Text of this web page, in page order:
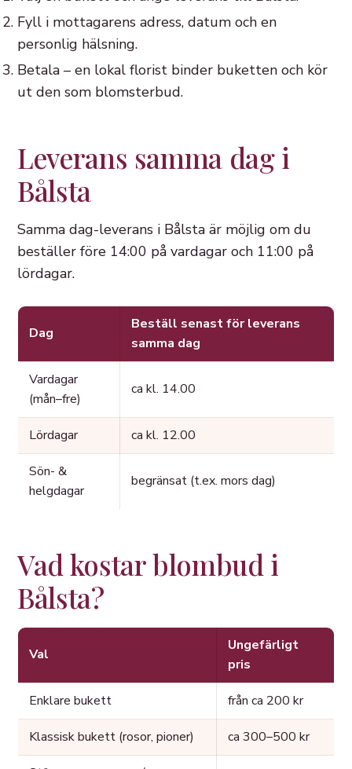
Fyll i mottagarens adress, datum och en
personlig hälsning.
Betala – en lokal florist binder buketten och kör
ut den som blomsterbud.
Leverans samma dag i
Bålsta
Samma dag-leverans i Bålsta är möjlig om du
beställer före 14:00 på vardagar och 11:00 på
lördagar.
Dag
Beställ senast för leverans
samma dag
Vardagar
(mån–fre)
ca kl. 14.00
Lördagar ca kl. 12.00
Sön- &
helgdagar
begränsat (t.ex. mors dag)
Vad kostar blombud i
Bålsta?
Val
Ungefärligt
pris
Enklare bukett från ca 200 kr
Klassisk bukett (rosor, pioner) ca 300–500 kr